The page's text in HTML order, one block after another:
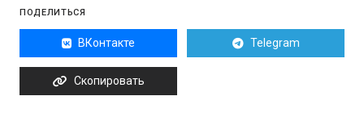
ПОДЕЛИТЬСЯ
ВКонтакте Telegram
Скопировать